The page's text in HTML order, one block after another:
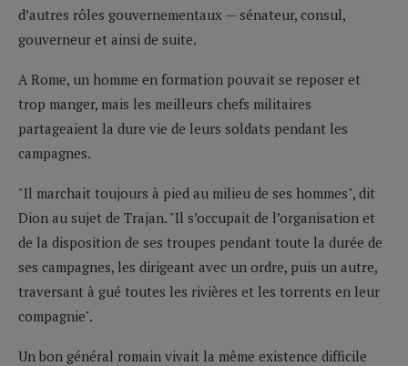
d’autres rôles gouvernementaux — sénateur, consul,
gouverneur et ainsi de suite.
A Rome, un homme en formation pouvait se reposer et
trop manger, mais les meilleurs chefs militaires
partageaient la dure vie de leurs soldats pendant les
campagnes.
"Il marchait toujours à pied au milieu de ses hommes", dit
Dion au sujet de Trajan. "Il s’occupait de l’organisation et
de la disposition de ses troupes pendant toute la durée de
ses campagnes, les dirigeant avec un ordre, puis un autre,
traversant à gué toutes les rivières et les torrents en leur
compagnie".
Un bon général romain vivait la même existence difficile